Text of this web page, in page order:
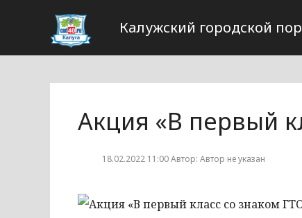
Калужский городской
Акция «В первый
18.02.2022 11:00 Автор: Автор не указан